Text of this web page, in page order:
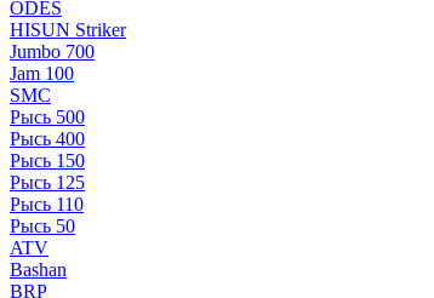
ОDЕS
HISUN Striker
Jumbo 700
Jam 100
SMC
Рысь 500
Рысь 400
Рысь 150
Рысь 125
Рысь 110
Рысь 50
ATV
Bashan
BRP